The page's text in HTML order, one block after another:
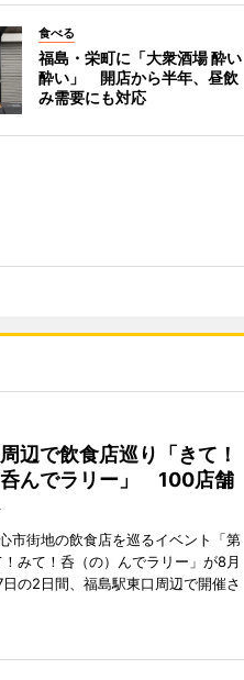
食べる
福島・栄町に「大衆酒場 酔い
酔い」 開店から半年、昼飲
み需要にも対応
辺で飲食店巡り「きて！
んでラリー」 100店舗
市街地の飲食店を巡るイベント「第
みて！呑（の）んでラリー」が8月
の2日間、福島駅東口周辺で開催さ